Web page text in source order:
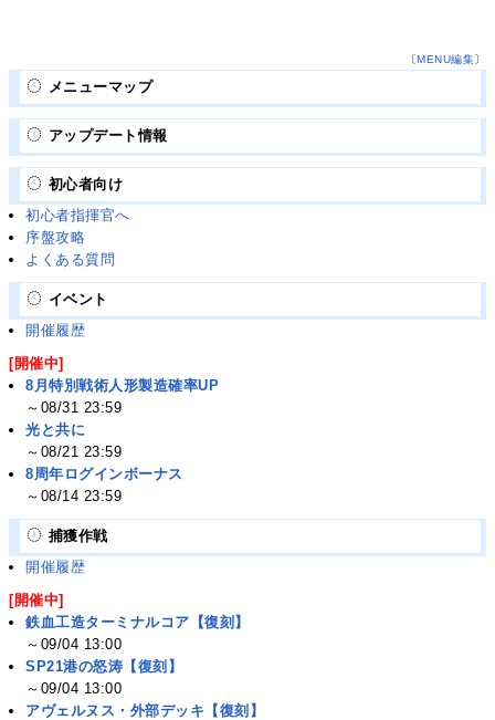
〔MENU編集〕
メニューマップ
アップデート情報
初心者向け
初心者指揮官へ
序盤攻略
よくある質問
イベント
開催履歴
[開催中]
8月特別戦術人形製造確率UP
～08/31 23:59
光と共に
～08/21 23:59
8周年ログインボーナス
～08/14 23:59
捕獲作戦
開催履歴
[開催中]
鉄血工造ターミナルコア【復刻】
～09/04 13:00
SP21港の怒涛【復刻】
～09/04 13:00
アヴェルヌス・外部デッキ【復刻】